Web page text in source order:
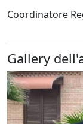
Coordinatore
Gallery